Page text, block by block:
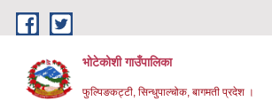
Skip to main content
भोटेकोशी गाउँपालिका
फुल्पिङकट्टी, सिन्धुपाल्चोक, बागमती प्रदेश ।